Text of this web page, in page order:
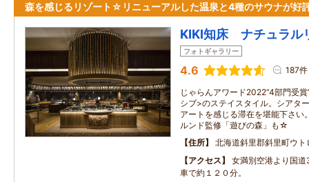
森を感じるリゾート☆リニューアルした温泉と4種のサウナが好
KIKI知床 ナチュラル
フォトギャラリー
4.6 187件
じゃらんアワード2022“4部門受
シブ>のステイスタイル。シアタ
アートを感じる滞在を堪能下さい
ルンド監修「遊びの森」も☆
住所
北海道斜里郡斜里町ウ
アクセス
女満別空港より国
車で約１２０分。